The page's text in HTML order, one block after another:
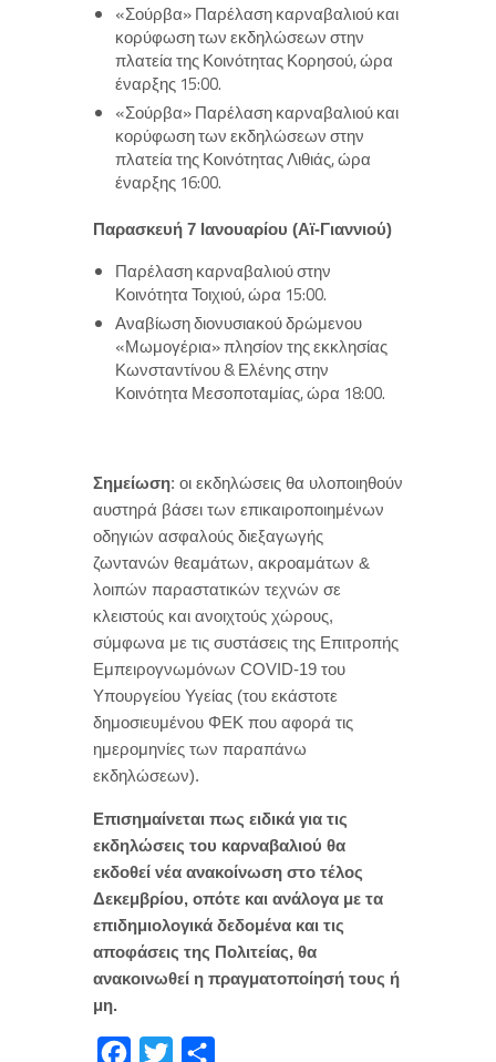
«Σούρβα» Παρέλαση καρναβαλιού και
κορύφωση των εκδηλώσεων στην
πλατεία της Κοινότητας Κορησού, ώρα
έναρξης 15:00.
«Σούρβα» Παρέλαση καρναβαλιού και
κορύφωση των εκδηλώσεων στην
πλατεία της Κοινότητας Λιθιάς, ώρα
έναρξης 16:00.
Παρασκευή 7 Ιανουαρίου (Αϊ-Γιαννιού)
Παρέλαση καρναβαλιού στην
Κοινότητα Τοιχιού, ώρα 15:00.
Αναβίωση διονυσιακού δρώμενου
«Μωμογέρια» πλησίον της εκκλησίας
Κωνσταντίνου & Ελένης στην
Κοινότητα Μεσοποταμίας, ώρα 18:00.
Σημείωση: οι εκδηλώσεις θα υλοποιηθούν
αυστηρά βάσει των επικαιροποιημένων
οδηγιών ασφαλούς διεξαγωγής
ζωντανών θεαμάτων, ακροαμάτων &
λοιπών παραστατικών τεχνών σε
κλειστούς και ανοιχτούς χώρους,
σύμφωνα με τις συστάσεις της Επιτροπής
Εμπειρογνωμόνων COVID-19 του
Υπουργείου Υγείας (του εκάστοτε
δημοσιευμένου ΦΕΚ που αφορά τις
ημερομηνίες των παραπάνω
εκδηλώσεων).
Επισημαίνεται πως ειδικά για τις
εκδηλώσεις του καρναβαλιού θα
εκδοθεί νέα ανακοίνωση στο τέλος
Δεκεμβρίου, οπότε και ανάλογα με τα
επιδημιολογικά δεδομένα και τις
αποφάσεις της Πολιτείας, θα
ανακοινωθεί η πραγματοποίησή τους ή
μη.